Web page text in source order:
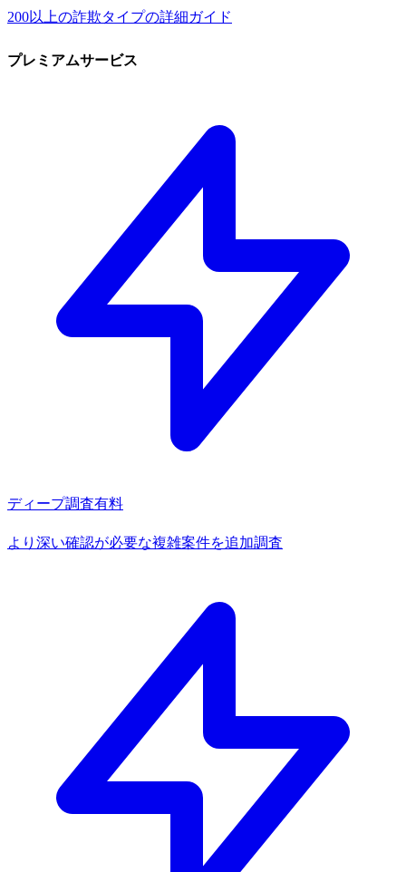
200以上の詐欺タイプの詳細ガイド
プレミアムサービス
ディープ調査有料
より深い確認が必要な複雑案件を追加調査